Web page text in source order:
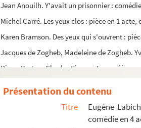
Jean Anouilh. Y'avait un prisonnier :
Michel Carré. Les yeux clos : pièce en 1 acte,
Karen Bramson. Des yeux qui s'ouvrent :
Jacques de Zogheb, Madeleine de Zogheb.
Pierre Berton, Charles Simon. Zaza : pièce
Auteur non identifié. Titre inconnu : pièce
Présentation du contenu
Titre
Eugène
comédie en 4